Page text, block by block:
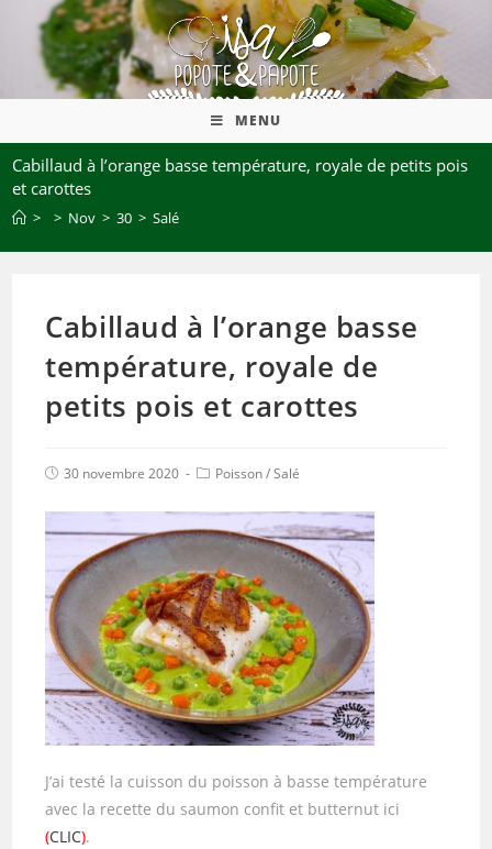
MENU
Cabillaud à l’orange basse température, royale de petits pois
et carottes
> > Nov > 30 > Salé
Cabillaud à l’orange basse
température, royale de
petits pois et carottes
30 novembre 2020 Poisson/Salé
J’ai testé la cuisson du poisson à basse température
avec la recette du saumon confit et butternut ici
(CLIC).